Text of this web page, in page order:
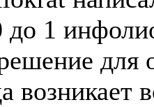
до 1
для
возникает